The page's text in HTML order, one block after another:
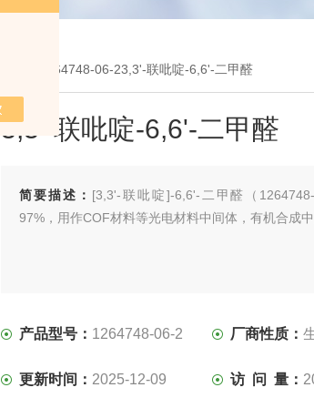
> 1264748-06-23,3'-联吡啶-6,6'-二甲醛
3,3'-联吡啶-6,6'-二甲醛
简要描述： [3,3'-联吡啶]-6,6'-二甲醛（
97%，用作COF材料等光电材料中间体，有机合成
产品型号： 1264748-06-2 厂商性质：
更新时间： 2025-12-09 访 问 量：